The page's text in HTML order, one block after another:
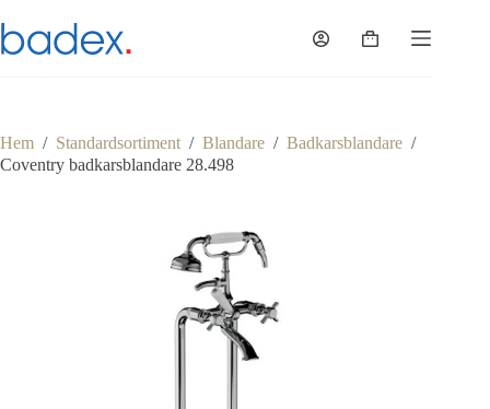
till
innehåll
Varukorg
Hem / Standardsortiment / Blandare / Badkarsblandare /
Coventry badkarsblandare 28.498